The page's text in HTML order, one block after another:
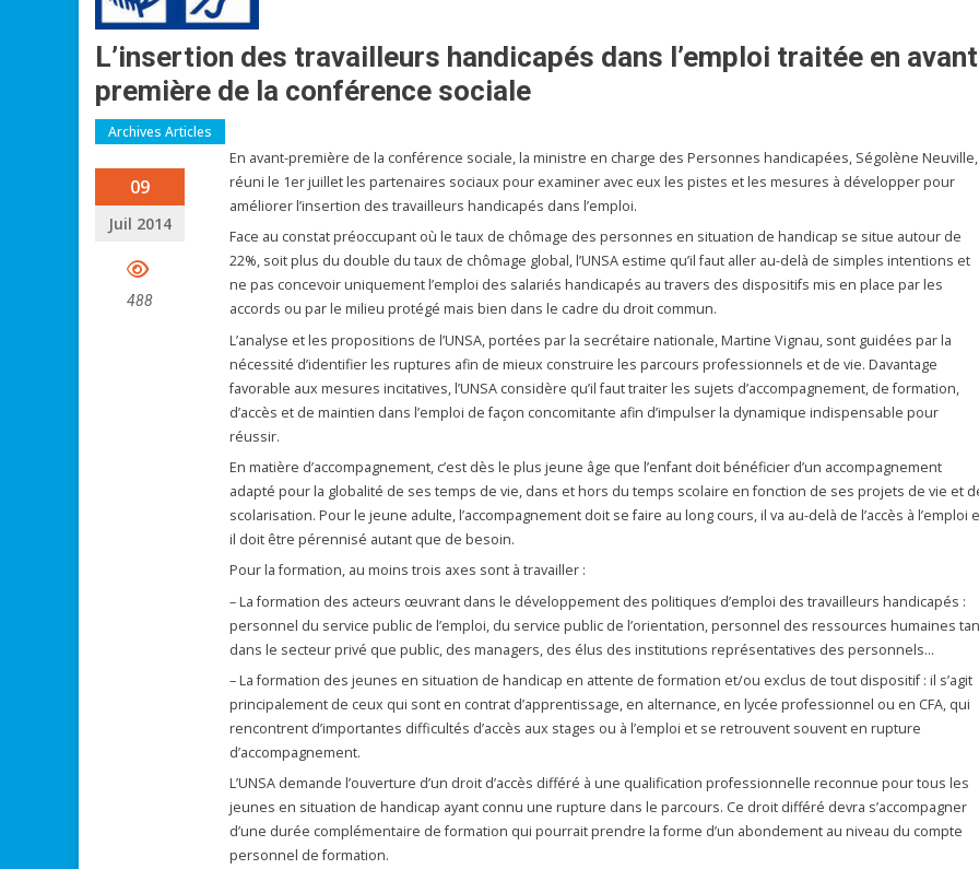
L’insertion des travailleurs handicapés dans l’emploi traitée en
première de la conférence sociale
Archives Articles
09
Juil 2014
488
En avant-première de la conférence sociale, la ministre en charge des Personnes handicapées, Ségolène Neuville,
réuni le 1er juillet les partenaires sociaux pour examiner avec eux les pistes et les mesures à développer pour
améliorer l’insertion des travailleurs handicapés dans l’emploi.
Face au constat préoccupant où le taux de chômage des personnes en situation de handicap se situe autour de
22%, soit plus du double du taux de chômage global, l’UNSA estime qu’il faut aller au-delà de simples intentions et
ne pas concevoir uniquement l’emploi des salariés handicapés au travers des dispositifs mis en place par les
accords ou par le milieu protégé mais bien dans le cadre du droit commun.
L’analyse et les propositions de l’UNSA, portées par la secrétaire nationale, Martine Vignau, sont guidées par la
nécessité d’identifier les ruptures afin de mieux construire les parcours professionnels et de vie. Davantage
favorable aux mesures incitatives, l’UNSA considère qu’il faut traiter les sujets d’accompagnement, de formation,
d’accès et de maintien dans l’emploi de façon concomitante afin d’impulser la dynamique indispensable pour
réussir.
En matière d’accompagnement, c’est dès le plus jeune âge que l’enfant doit bénéficier d’un accompagnement
adapté pour la globalité de ses temps de vie, dans et hors du temps scolaire en fonction de ses projets de vie et
scolarisation. Pour le jeune adulte, l’accompagnement doit se faire au long cours, il va au-delà de l’accès à l’emploi
il doit être pérennisé autant que de besoin.
Pour la formation, au moins trois axes sont à travailler :
– La formation des acteurs œuvrant dans le développement des politiques d’emploi des travailleurs handicapés :
personnel du service public de l’emploi, du service public de l’orientation, personnel des ressources humaines
dans le secteur privé que public, des managers, des élus des institutions représentatives des personnels…
– La formation des jeunes en situation de handicap en attente de formation et/ou exclus de tout dispositif : il s’agit
principalement de ceux qui sont en contrat d’apprentissage, en alternance, en lycée professionnel ou en CFA, qui
rencontrent d’importantes difficultés d’accès aux stages ou à l’emploi et se retrouvent souvent en rupture
d’accompagnement.
L’UNSA demande l’ouverture d’un droit d’accès différé à une qualification professionnelle reconnue pour tous les
jeunes en situation de handicap ayant connu une rupture dans le parcours. Ce droit différé devra s’accompagner
d’une durée complémentaire de formation qui pourrait prendre la forme d’un abondement au niveau du compte
personnel de formation.